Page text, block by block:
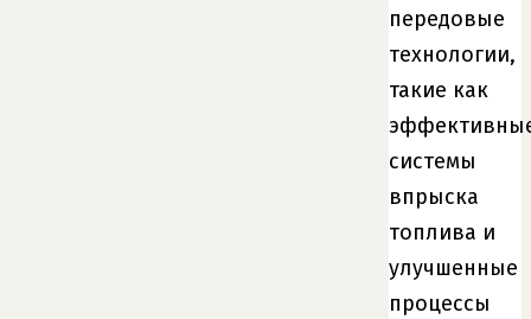
передовые
технологии,
такие как
системы
впрыска
топлива и
улучшенные
процессы